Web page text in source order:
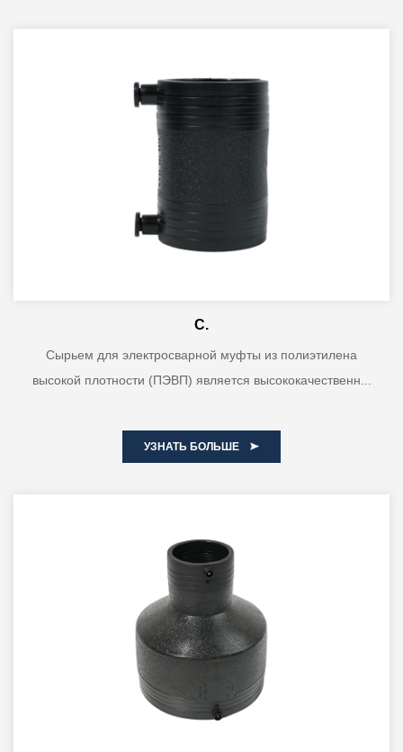
С.
Сырьем для электросварной муфты из полиэтилена
высокой плотности (ПЭВП) является высококачественн...
УЗНАТЬ БОЛЬШЕ